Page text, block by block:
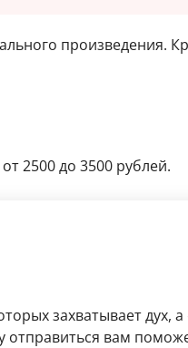
произведения.
2500 до 3500 рублей.
захватывает дух,
отправиться вам